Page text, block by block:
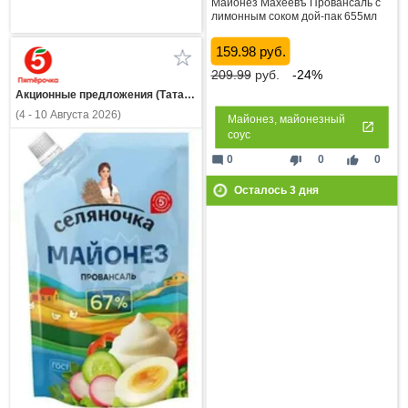
Майонез Махеевъ Провансаль с
лимонным соком дой-пак 655мл
159.98 руб.
209.99руб. -24%
Майонез, майонезный
соус
thumb_down 0 thumb_up 0
mode_comment 0
Осталось 3дня
Акционные предложения (Татарстан)
(4 - 10 Августа 2026)